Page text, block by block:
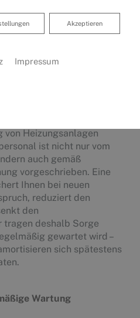
KG sorgt für
die Heizung aus und der
von Heizungsanlagen
ist nicht nur vom
auch gemäß
vorgeschrieben. Eine
Ihnen bei neuen
reduziert den
den
tragen deshalb Sorge
gewartet wird –
sich spätestens
Wartung
Akzeptieren
Impressum